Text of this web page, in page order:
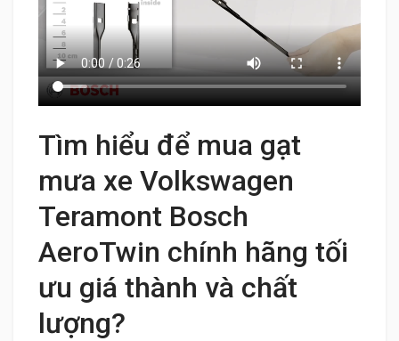
Tìm hiểu để mua gạt
mưa xe Volkswagen
Teramont Bosch
AeroTwin chính hãng tối
ưu giá thành và chất
lượng?